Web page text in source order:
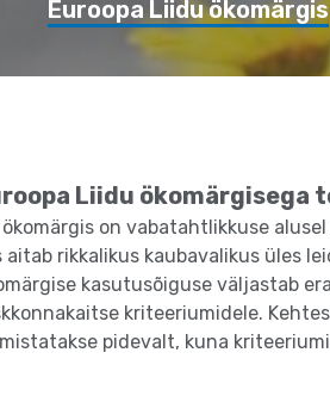
Euroopa Liidu ökomärgis
Liidu ökomärgisega
ökomärgis on vabatahtlikkuse
aitab rikkalikus kaubavalikus üles
kasutusõiguse väljastab
kriteeriumidele.
pidevalt, kuna